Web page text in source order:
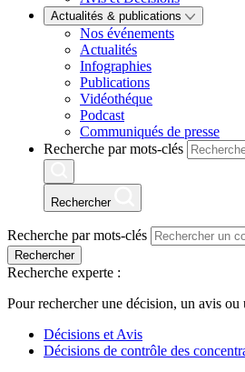
Actualités & publications
Nos événements
Actualités
Infographies
Publications
Vidéothéque
Podcast
Communiqués de presse
Recherche par mots-clés
Rechercher
Recherche par mots-clés
Rechercher
Recherche experte :
Pour rechercher une décision, un avis
Décisions et Avis
Décisions de contrôle des